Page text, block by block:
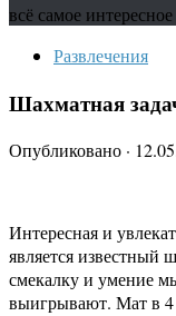
всё самое интересное
Развлечения
Шахматная
Опубликовано ·
Интересная и
является известный
смекалку и умение
выигрывают. Мат в 4